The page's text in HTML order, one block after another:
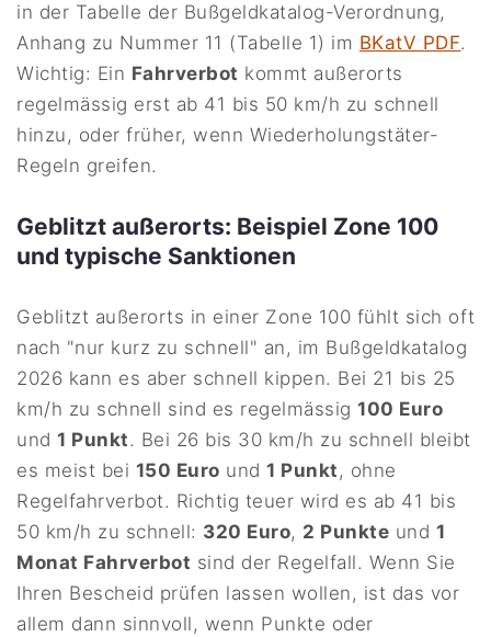
in der Tabelle der Bußgeldkatalog-Verordnung,
Anhang zu Nummer 11 (Tabelle 1) im BKatV PDF.
Wichtig: Ein Fahrverbot kommt außerorts
regelmässig erst ab 41 bis 50 km/h zu schnell
hinzu, oder früher, wenn Wiederholungstäter-
Regeln greifen.
Geblitzt außerorts: Beispiel Zone 100
und typische Sanktionen
Geblitzt außerorts in einer Zone 100 fühlt sich oft
nach "nur kurz zu schnell" an, im Bußgeldkatalog
2026 kann es aber schnell kippen. Bei 21 bis 25
km/h zu schnell sind es regelmässig100 Euro
und1 Punkt. Bei 26 bis 30 km/h zu schnell bleibt
es meist bei 150 Euro und1 Punkt, ohne
Regelfahrverbot. Richtig teuer wird es ab 41 bis
50 km/h zu schnell: 320 Euro, 2 Punkte und 1
Monat Fahrverbot sind der Regelfall. Wenn Sie
Ihren Bescheid prüfen lassen wollen, ist das vor
allem dann sinnvoll, wenn Punkte oder